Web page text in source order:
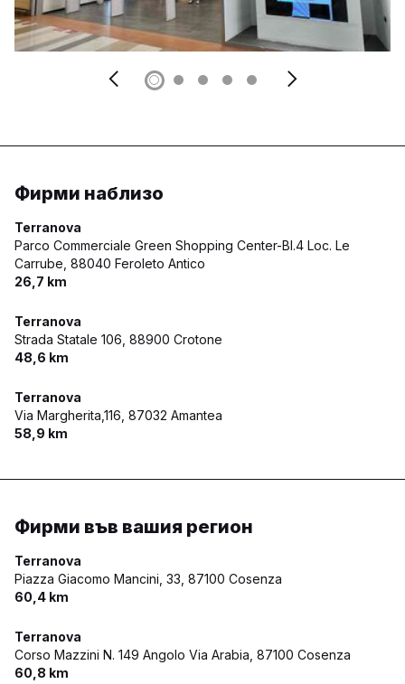
Фирми наблизо
Terranova
Parco Commerciale Green Shopping Center-Bl.4 Loc. Le
Carrube, 88040 Feroleto Antico
26,7 km
Terranova
Strada Statale 106, 88900 Crotone
48,6 km
Terranova
Via Margherita,116, 87032 Amantea
58,9 km
Фирми във вашия регион
Terranova
Piazza Giacomo Mancini, 33, 87100 Cosenza
60,4 km
Terranova
Corso Mazzini N. 149 Angolo Via Arabia, 87100 Cosenza
60,8 km